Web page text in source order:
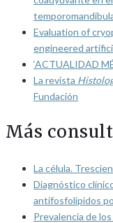
Evaluation of
engineered
‘ACTUALIDAD
La revista
Fundación
Más
La célula.
Diagnóstico
antifosfolípidos
Prevalencia de